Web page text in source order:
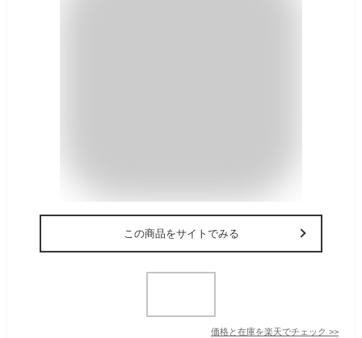
この商品をサイトでみる
価格と在庫を楽天でチェック >>